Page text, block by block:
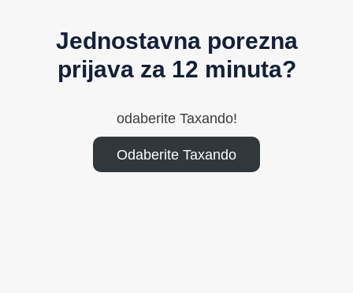
Jednostavna porezna
prijava za 12 minuta?
odaberite Taxando!
Odaberite Taxando